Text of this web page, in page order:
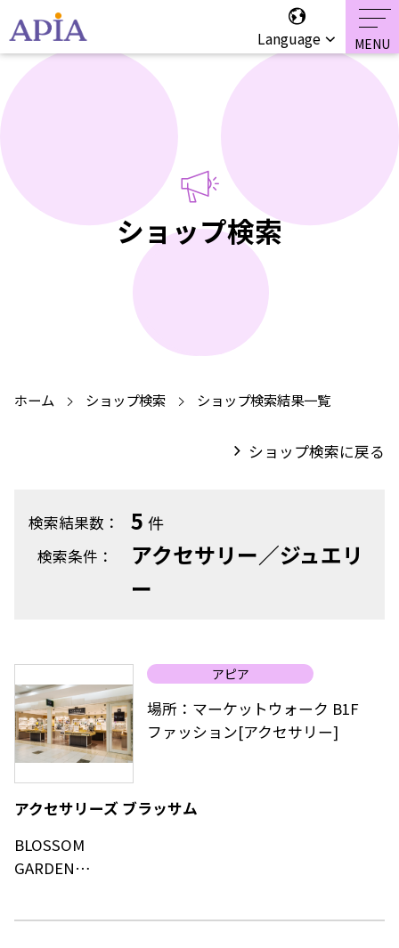
Language
ショップ検索
ホーム ショップ検索 ショップ検索結果一覧
ショップ検索に戻る
検索結果数： 5件
検索条件：
アクセサリー／ジュエリ
ー
アピア
場所：マーケットウォーク B1F
ファッション[アクセサリー]
アクセサリーズ ブラッサム
BLOSSOM
GARDEN
四季折々の花が咲くブラッサムガーデンのように